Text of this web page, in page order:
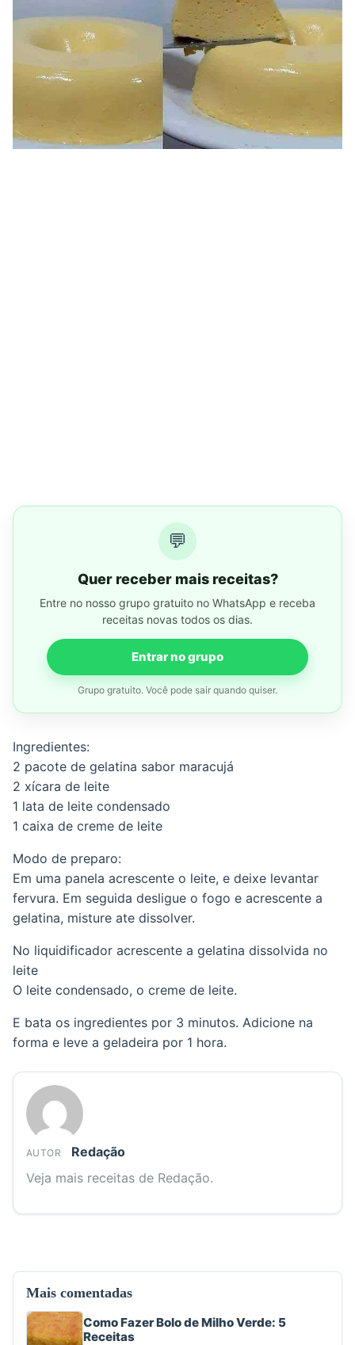
💬
Quer receber mais receitas?
Entre no nosso grupo gratuito no WhatsApp e receba
receitas novas todos os dias.
Entrar no grupo
Grupo gratuito. Você pode sair quando quiser.
Ingredientes:
2 pacote de gelatina sabor maracujá
2 xícara de leite
1 lata de leite condensado
1 caixa de creme de leite
Modo de preparo:
Em uma panela acrescente o leite, e deixe levantar
fervura. Em seguida desligue o fogo e acrescente a
gelatina, misture ate dissolver.
No liquidificador acrescente a gelatina dissolvida no
leite
O leite condensado, o creme de leite.
E bata os ingredientes por 3 minutos. Adicione na
forma e leve a geladeira por 1 hora.
AUTOR
Redação
Veja mais receitas de Redação.
Mais comentadas
Como Fazer Bolo de Milho Verde: 5
Receitas